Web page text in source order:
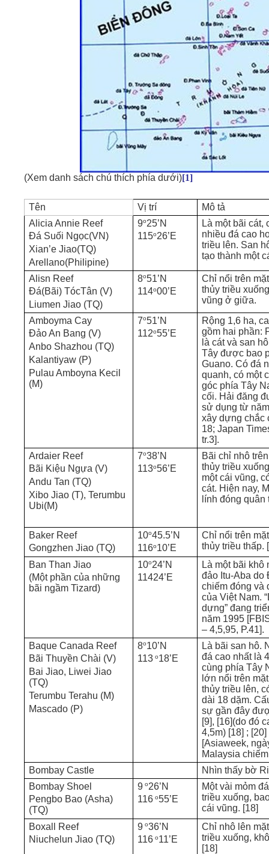
(Xem danh sách chú thích phía dưới)[1]
Tên Vị trí
Mô tả
Alicia Annie Reef
Đá Suối Ngọc(VN)
Xian’e Jiao(TQ)
Arellano(Philipine)
9o25’N
115o26’E
Là một bãi cát,
nhiều đá cao
triều lên. San
tạo thành một
Alisn Reef
Đá(Bãi) TócTân (V)
Liumen Jiao (TQ)
8o51’N
114o00’E
Chỉ nổi trên
thủy triều
vũng ở giữa.
Amboyma Cay
Đảo An Bang (V)
Anbo Shazhou (TQ)
Kalantiyaw (P)
Pulau Amboyna Kecil
(M)
7o51’N
112o55’E
Rộng 1,6 ha,
gồm hai phần:
là cát và san
Tây được bao
Guano. Có đá
quanh, có một
góc phía Tây
cối. Hải đăng
sử dụng từ
xây dựng chắc
18; Japan
tr.3].
Ardaier Reef
Bãi Kiệu Ngựa (V)
Andu Tan (TQ)
Xibo Jiao (T), Terumbu
Ubi(M)
7o38’N
113o56’E
Bãi chỉ nhô
thủy triều
một cái vũng,
cát. Hiện nay,
lính đóng quân
Baker Reef
Gongzhen Jiao (TQ)
10o45.5’N
116o10’E
Chỉ nổi trên
thủy triều thấp.
Ban Than Jiao
(Một phần của những
bãi ngầm Tizard)
10o24’N
11424’E
Là một bãi khô
đảo Itu-Aba do
chiếm đóng và
của Việt Nam.
dựng” đang
năm 1995
– 4,5,95, P.41].
Baque Canada Reef
Bãi Thuyền Chài (V)
Bai Jiao, Liwei Jiao
(TQ)
Terumbu Terahu (M)
Mascado (P)
8o10’N
113 o18’E
Là bãi san hô.
đá cao nhất là
cùng phía Tây
lớn nổi trên
thủy triều lên,
dài 18 dặm.
sự gần đây
[9], [16](do đó
4,5m) [18] ; [20]
[Asiaweek,
Malaysia
Bombay Castle
Nhìn thấy bờ
Bombay Shoel
Pengbo Bao (Asha)
(TQ)
9 o26’N
116 o55’E
Một vài mỏm
triều xuống,
cái vũng. [18]
Boxall Reef
Niuchelun Jiao (TQ)
9 o36’N
116 o11’E
Chỉ nhô lên
triều xuống,
[18]